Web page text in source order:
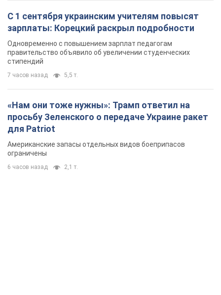
С 1 сентября украинским учителям повысят
зарплаты: Корецкий раскрыл подробности
Одновременно с повышением зарплат педагогам
правительство объявило об увеличении студенческих
стипендий
7 часов назад 5,5 т.
«Нам они тоже нужны»: Трамп ответил на
просьбу Зеленского о передаче Украине ракет
для Patriot
Американские запасы отдельных видов боеприпасов
ограничены
6 часов назад 2,1 т.